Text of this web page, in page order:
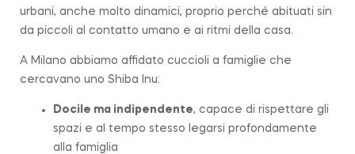
urbani, anche molto dinamici, proprio perché abituati sin
da piccoli al contatto umano e ai ritmi della casa.
A Milano abbiamo affidato cuccioli a famiglie che
cercavano uno Shiba Inu:
Docile ma indipendente, capace di rispettare gli
spazi e al tempo stesso legarsi profondamente
alla famiglia